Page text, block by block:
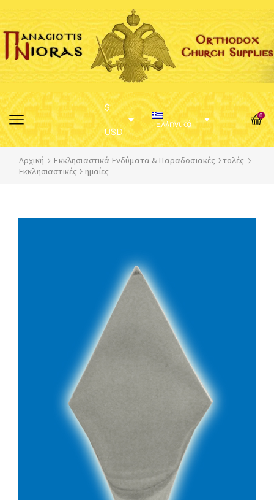
$
USD
Ελληνικά
0
Αρχική
Εκκλησιαστικά Ενδύματα & Παραδοσιακές Στολές
Εκκλησιαστικές Σημαίες